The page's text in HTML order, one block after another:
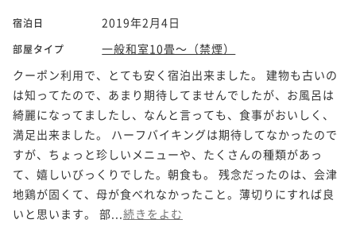
宿泊日 2019年2月4日
部屋タイプ
一般和室10畳～（禁煙）
クーポン利用で、とても安く宿泊出来ました。 建物も古いの
は知ってたので、あまり期待してませんでしたが、お風呂は
綺麗になってましたし、なんと言っても、食事がおいしく、
満足出来ました。 ハーフバイキングは期待してなかったので
すが、ちょっと珍しいメニューや、たくさんの種類があっ
て、嬉しいびっくりでした。朝食も。 残念だったのは、会津
地鶏が固くて、母が食べれなかったこと。薄切りにすれば良
いと思います。 部... 続きをよむ